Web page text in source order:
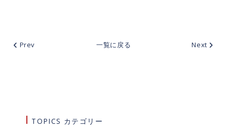
TOPICS カテゴリー
Prev 一覧に戻る Next